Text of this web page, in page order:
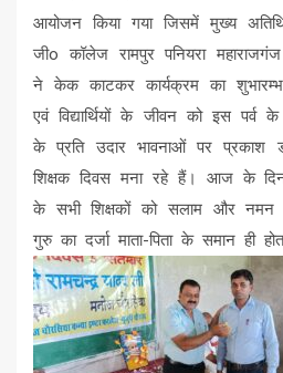
आयोजन किया गया जिसमें मुख्य
जीo कॉलेज रामपुर पनियरा
ने केक काटकर कार्यक्रम का
एवं विद्यार्थियों के जीवन को इस
के प्रति उदार भावनाओं पर प्रकाश
शिक्षक दिवस मना रहे हैं। आज के
के सभी शिक्षकों को सलाम और नमन
गुरु का दर्जा माता-पिता के समान ही